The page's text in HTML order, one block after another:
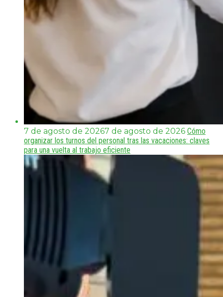
7 de agosto de 20267 de agosto de 2026 Cómo
organizar los turnos del personal tras las vacaciones: claves
para una vuelta al trabajo eficiente